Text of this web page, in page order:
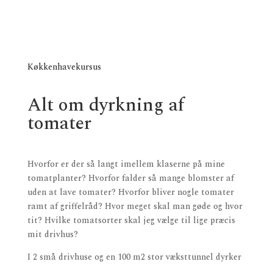
Køkkenhavekursus
Alt om dyrkning af
tomater
Hvorfor er der så langt imellem klaserne på mine
tomatplanter? Hvorfor falder så mange blomster af
uden at lave tomater? Hvorfor bliver nogle tomater
ramt af griffelråd? Hvor meget skal man gøde og hvor
tit? Hvilke tomatsorter skal jeg vælge til lige præcis
mit drivhus?
I 2 små drivhuse og en 100 m2 stor væksttunnel dyrker